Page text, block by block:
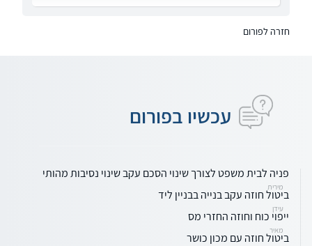
חזרה לפורום
עכשיו בפורום
פניה לבית משפט לצורך שינוי הסכם עקב שינוי נסיבות מהותי
מירית
ביטול חוזה עקב בנייה בבניין ליד
עידן
ייפוי כוח וחוזה החזרי מס
מאיר
ביטול חוזה עם מכון כושר